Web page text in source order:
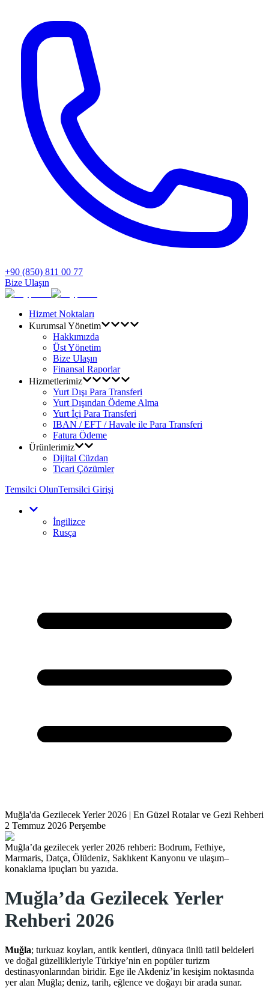
+90 (850) 811 00 77
Bize Ulaşın
Hizmet Noktaları
Kurumsal Yönetim
Hakkımızda
Üst Yönetim
Bize Ulaşın
Finansal Raporlar
Hizmetlerimiz
Yurt Dışı Para Transferi
Yurt Dışından Ödeme Alma
Yurt İçi Para Transferi
IBAN / EFT / Havale ile Para Transferi
Fatura Ödeme
Ürünlerimiz
Dijital Cüzdan
Ticari Çözümler
Temsilci OlunTemsilci Girişi
İngilizce
Rusça
Muğla'da Gezilecek Yerler 2026 | En Güzel Rotalar ve Gezi Rehberi
2 Temmuz 2026 Perşembe
Muğla’da gezilecek yerler 2026 rehberi: Bodrum, Fethiye,
Marmaris, Datça, Ölüdeniz, Saklıkent Kanyonu ve ulaşım–
konaklama ipuçları bu yazıda.
Muğla’da Gezilecek Yerler
Rehberi 2026
Muğla; turkuaz koyları, antik kentleri, dünyaca ünlü tatil beldeleri
ve doğal güzellikleriyle Türkiye’nin en popüler turizm
destinasyonlarından biridir. Ege ile Akdeniz’in kesişim noktasında
yer alan Muğla; deniz, tarih, eğlence ve doğayı bir arada sunar.